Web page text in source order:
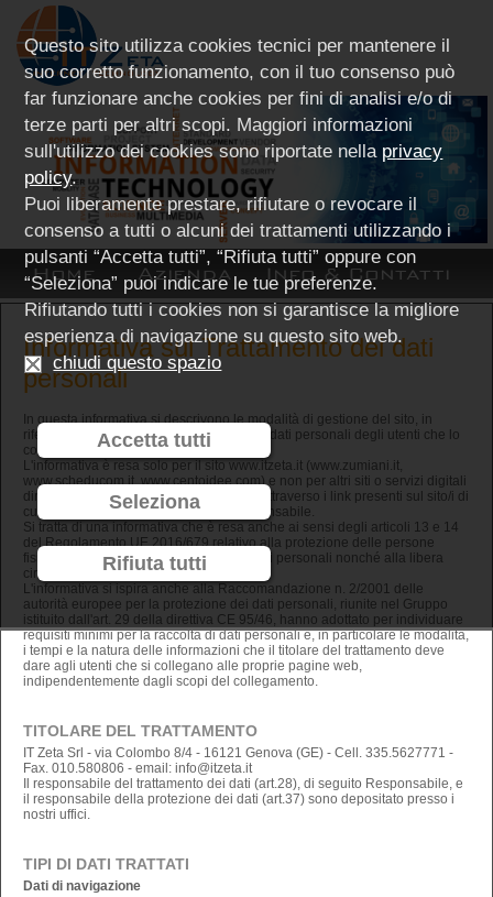
Home Azienda Info & Contatti
Informativa sul Trattamento dei dati
personali
In questa informativa si descrivono le modalità di gestione del sito, in
riferimento alla raccolta e trattamento dei dati personali degli utenti che lo
consultano.
L'informativa è resa solo per il sito www.itzeta.it (www.zumiani.it,
www.scheducom.it, www.centoidee.com) e non per altri siti o servizi digitali
direttamente accessibili e/o consultabili attraverso i link presenti sul sito/i di
cui IT Zeta Srl non è in alcun modo responsabile.
Si tratta di una informativa che è resa anche ai sensi degli articoli 13 e 14
del Regolamento UE 2016/679 relativo alla protezione delle persone
fisiche con riguardo al trattamento dei dati personali nonché alla libera
circolazione di tali dati, in seguito GDPR.
L'informativa si ispira anche alla Raccomandazione n. 2/2001 delle
autorità europee per la protezione dei dati personali, riunite nel Gruppo
istituito dall'art. 29 della direttiva CE 95/46, hanno adottato per individuare
requisiti minimi per la raccolta di dati personali e, in particolare le modalità,
i tempi e la natura delle informazioni che il titolare del trattamento deve
dare agli utenti che si collegano alle proprie pagine web,
indipendentemente dagli scopi del collegamento.
TITOLARE DEL TRATTAMENTO
IT Zeta Srl - via Colombo 8/4 - 16121 Genova (GE) - Cell. 335.5627771 -
Fax. 010.580806 - email: info@itzeta.it
Il responsabile del trattamento dei dati (art.28), di seguito Responsabile, e
il responsabile della protezione dei dati (art.37) sono depositato presso i
nostri uffici.
TIPI DI DATI TRATTATI
Dati di navigazione
Questo sito utilizza cookies tecnici per mantenere il
suo corretto funzionamento, con il tuo consenso può
far funzionare anche cookies per fini di analisi e/o di
terze parti per altri scopi. Maggiori informazioni
sull'utilizzo dei cookies sono riportate nella privacy
policy.
Puoi liberamente prestare, rifiutare o revocare il
consenso a tutti o alcuni dei trattamenti utilizzando i
pulsanti “Accetta tutti”, “Rifiuta tutti” oppure con
“Seleziona” puoi indicare le tue preferenze.
Rifiutando tutti i cookies non si garantisce la migliore
esperienza di navigazione su questo sito web.
chiudi questo spazio
Accetta tutti
Seleziona
Rifiuta tutti